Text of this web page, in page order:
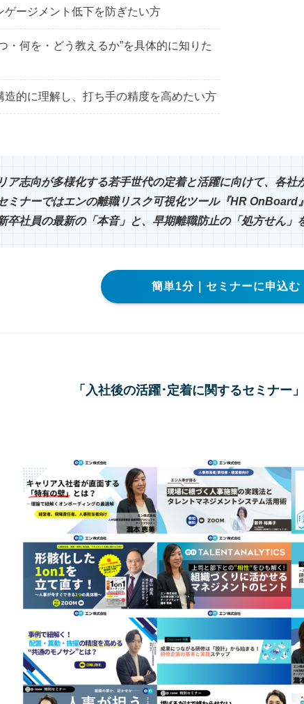
ゲージメント低下を防ぎたい方
・何を・どう教えるか”を具体的に知りた
造的に理解し、打ち手の精度を高めたい方
ア志向が多様化する若手世代の定着と活躍に向けて、各
ミナーではエンの離職リスク可視化ツール『HR
卒社員の最新の「本音」と、早期離職防止の「処方せん」
簡単1分｜セミナーに申込む
「入社後の活躍･定着に関するセミナー